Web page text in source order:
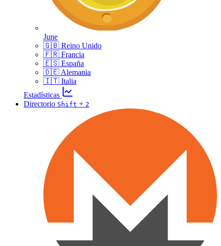
June
🇬🇧 Reino Unido
🇫🇷 Francia
🇪🇸 España
🇩🇪 Alemania
🇮🇹 Italia
Estadísticas
Directorio Shift + 2